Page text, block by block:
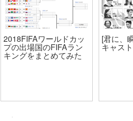
2018FIFAワールドカッ
プの出場国のFIFAラン
キングをまとめてみた
[君に、
キャス